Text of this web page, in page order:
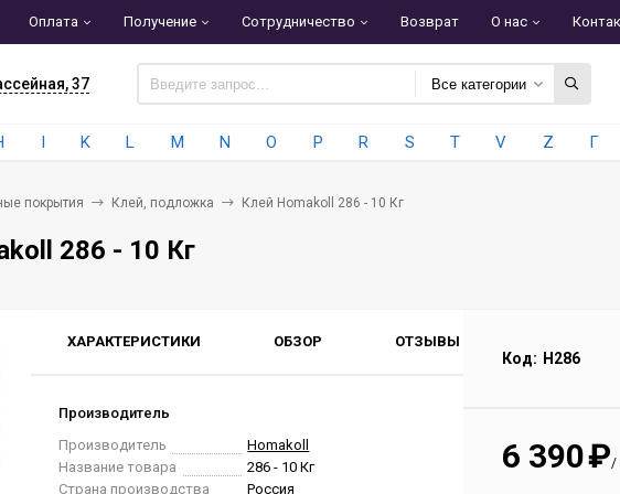
Оплата Получение Сотрудничество Возврат О нас
37 Все категории
I K L M N O P R S T V Z Г
покрытия Клей, подложка Клей Homakoll 286 - 10 Кг
286 - 10 Кг
ХАРАКТЕРИСТИКИ ОБЗОР ОТЗЫВЫ
Производитель
Производитель
Homakoll
Название товара
286 - 10 Кг
Страна производства
Россия
Код: H286
6 390₽/